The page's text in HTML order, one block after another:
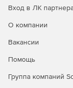
Вход в ЛК
О компании
Вакансии
Помощь
Группа компаний